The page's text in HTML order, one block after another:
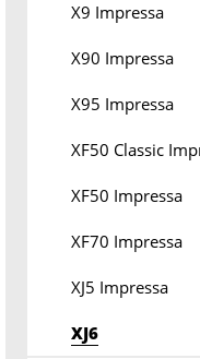
X9 Impressa
X90 Impressa
X95 Impressa
XF50 Classic
XF50 Impressa
XF70 Impressa
XJ5 Impressa
XJ6